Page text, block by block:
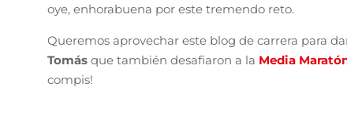
oye, enhorabuena por este tremendo reto.
Queremos aprovechar este blog de carrera para
Tomás que también desafiaron a la Media
compis!